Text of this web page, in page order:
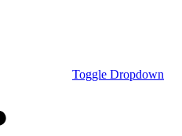
Toggle Dropdown